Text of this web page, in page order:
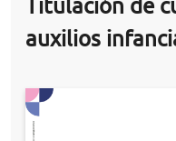
Titulación de
auxilios